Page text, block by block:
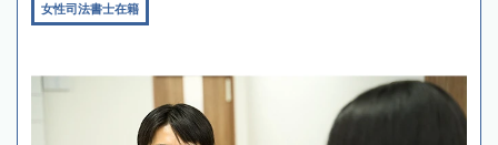
女性司法書士在籍